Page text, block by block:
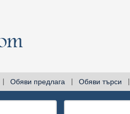
Обяви предлага Обяви търси